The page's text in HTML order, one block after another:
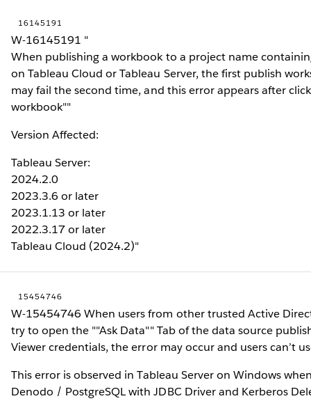
16145191
W-16145191 "
When publishing a workbook to a project name
on Tableau Cloud or Tableau Server, the first publish
may fail the second time, and this error appears after
workbook""
Version Affected:
Tableau Server:
2024.2.0
2023.3.6 or later
2023.1.13 or later
2022.3.17 or later
Tableau Cloud (2024.2)"
15454746
W-15454746 When users from other trusted Active
try to open the ""Ask Data"" Tab of the data source
Viewer credentials, the error may occur and users can’t
This error is observed in Tableau Server on Windows
Denodo / PostgreSQL with JDBC Driver and Kerberos